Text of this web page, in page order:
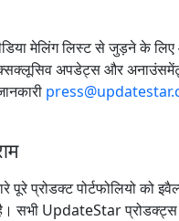
मेलिंग लिस्ट से जुड़ने के
अपडेट्स और
पूरे प्रोडक्ट पोर्टफोलियो को
सभी UpdateStar